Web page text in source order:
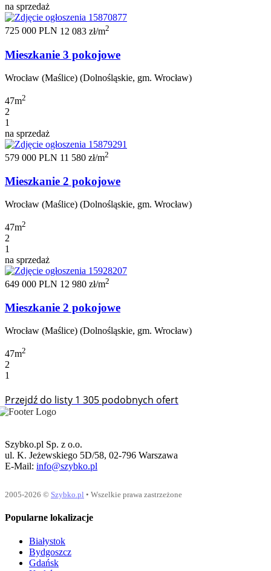
na sprzedaż
725 000 PLN 12 083 zł/m2
Mieszkanie 3 pokojowe
Wrocław (Maślice) (Dolnośląskie, gm. Wrocław)
47m2
2
1
na sprzedaż
579 000 PLN 11 580 zł/m2
Mieszkanie 2 pokojowe
Wrocław (Maślice) (Dolnośląskie, gm. Wrocław)
47m2
2
1
na sprzedaż
649 000 PLN 12 980 zł/m2
Mieszkanie 2 pokojowe
Wrocław (Maślice) (Dolnośląskie, gm. Wrocław)
47m2
2
1
Przejdź do listy 1 305 podobnych ofert
Szybko.pl Sp. z o.o.
ul. K. Jeżewskiego 5D/58, 02-796 Warszawa
E-Mail: info@szybko.pl
2005-2026 © Szybko.pl • Wszelkie prawa zastrzeżone
Popularne lokalizacje
Białystok
Bydgoszcz
Gdańsk